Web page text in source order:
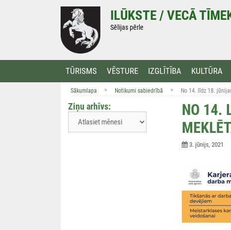
ILŪKSTE / VECĀ
Sēlijas pērle
TŪRISMS VĒSTURE IZGLĪTĪBA KULTŪRA
Sākumlapa > Notikumi sabiedrībā > No 14. līdz 18.
NO 14.
3. jūnijs, 2021
Ziņu arhīvs: